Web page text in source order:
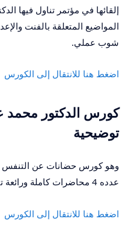
إلقائها في مؤتمر تناول فيها
شوب عملي.
اضغط هنا للانتقال إلى الكورس
كورس الدكتور
توضيحية
وهو كورس حضانات عن التنفس
عدده 4 محاضرات كاملة ورائعة تبلغ في طولها 8 ساعات،
اضغط هنا للانتقال إلى الكورس